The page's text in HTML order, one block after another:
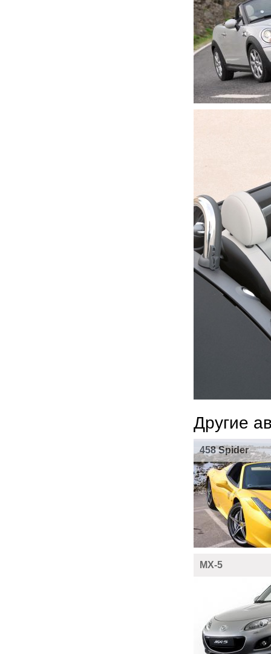
Другие
458 Spider
MX-5